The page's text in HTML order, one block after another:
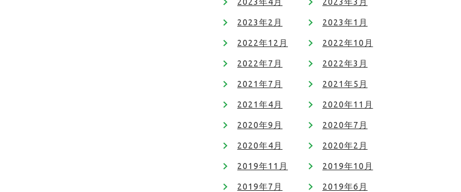
2023年2月 2023年1月
2022年12月 2022年10月
2022年7月 2022年3月
2021年7月 2021年5月
2021年4月 2020年11月
2020年9月 2020年7月
2020年4月 2020年2月
2019年11月 2019年10月
2019年7月 2019年6月